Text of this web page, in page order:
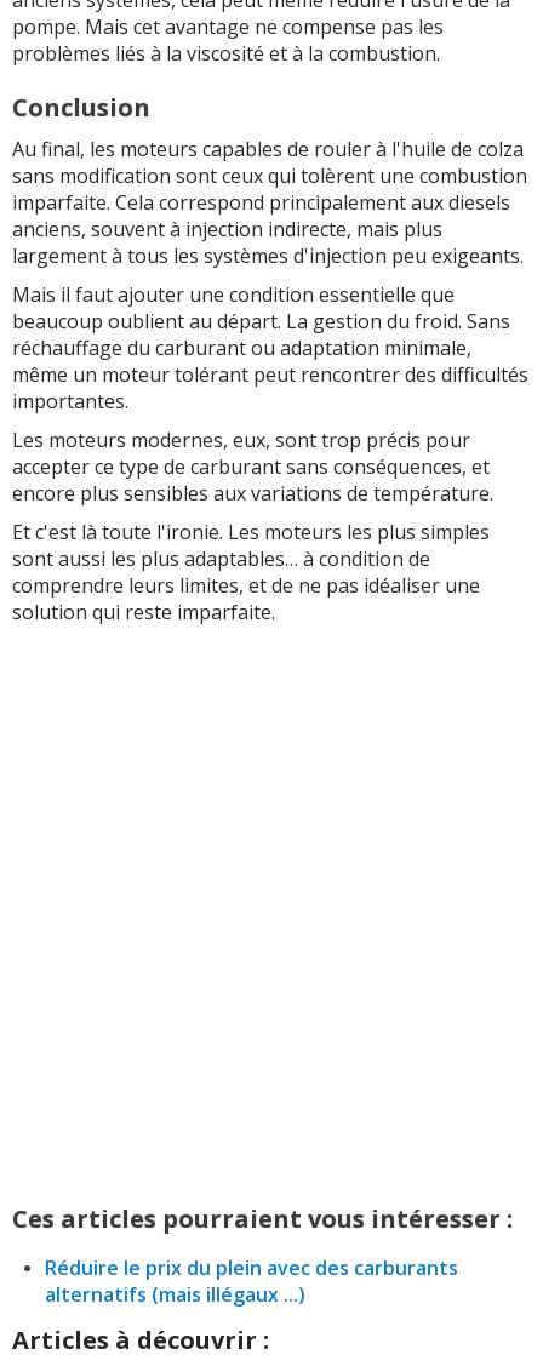
pompe. Mais cet avantage ne compense pas les
problèmes liés à la viscosité et à la combustion.
Conclusion
Au final, les moteurs capables de rouler à l'huile de colza
sans modification sont ceux qui tolèrent une combustion
imparfaite. Cela correspond principalement aux diesels
anciens, souvent à injection indirecte, mais plus
largement à tous les systèmes d'injection peu exigeants.
Mais il faut ajouter une condition essentielle que
beaucoup oublient au départ. La gestion du froid. Sans
réchauffage du carburant ou adaptation minimale,
même un moteur tolérant peut rencontrer des difficultés
importantes.
Les moteurs modernes, eux, sont trop précis pour
accepter ce type de carburant sans conséquences, et
encore plus sensibles aux variations de température.
Et c'est là toute l'ironie. Les moteurs les plus simples
sont aussi les plus adaptables… à condition de
comprendre leurs limites, et de ne pas idéaliser une
solution qui reste imparfaite.
Ces articles pourraient vous intéresser :
Réduire le prix du plein avec des carburants
alternatifs (mais illégaux ...)
Articles à découvrir :